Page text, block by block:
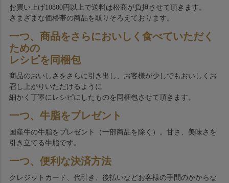
お買い上げ10800円以上で送料は松商が負担させて頂きます。
さまざまな価格帯の商品を取りそろえております。
一つ、商品をさらにおいしく食べていただく
ための
レシピを同梱包
商品のおいしさをさらに引き出し、お客様が少しでもおいしくお
召し上がりいただけるように
細かく丁寧にレシピにしたものを同梱包させて頂きます。
一つ、牛脂をプレゼント
国産牛の牛脂をプレゼント（一部商品を除く）。甘さ、美味さを
引き立てる牛脂です。
一つ、便利な決済方法
クレジットカード、代引き、後払いなどお客様の手間のかからな